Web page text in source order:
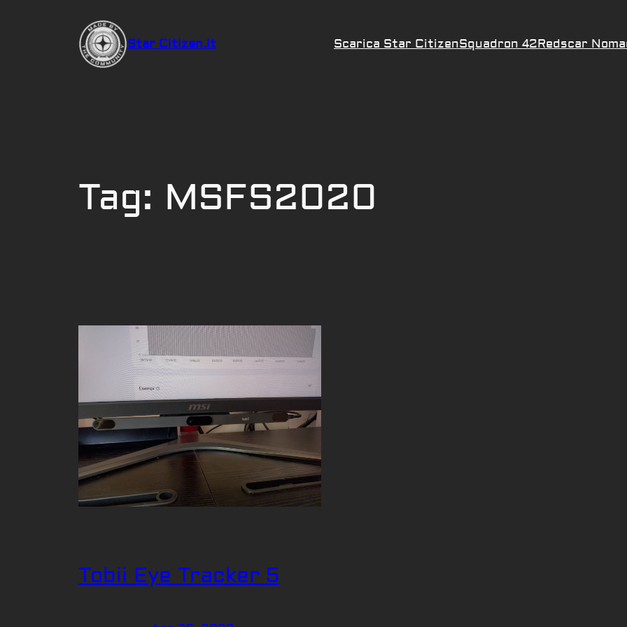
Star Citizen.it Scarica Star CitizenSquadron 42Redscar
Tag: MSFS2020
Tobii Eye Tracker 5